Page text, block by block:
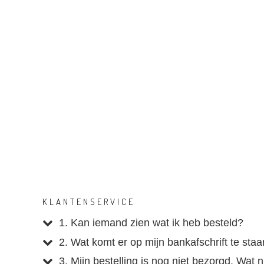
KLANTENSERVICE
1. Kan iemand zien wat ik heb besteld?
2. Wat komt er op mijn bankafschrift te
3. Mijn bestelling is nog niet bezorgd. Wat